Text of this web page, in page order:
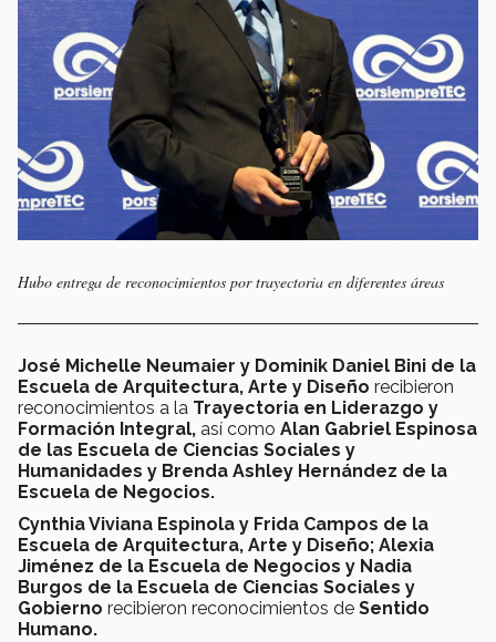
Hubo entrega de reconocimientos por trayectoria en diferentes áreas
José Michelle Neumaier y Dominik Daniel Bini de la
Escuela de Arquitectura, Arte y Diseño recibieron
reconocimientos a la Trayectoria en Liderazgo y
Formación Integral, así como Alan Gabriel Espinosa
de las Escuela de Ciencias Sociales y
Humanidades y Brenda Ashley Hernández de la
Escuela de Negocios.
Cynthia Viviana Espinola y Frida Campos de la
Escuela de Arquitectura, Arte y Diseño; Alexia
Jiménez de la Escuela de Negocios y Nadia
Burgos de la Escuela de Ciencias Sociales y
Gobierno recibieron reconocimientos de Sentido
Humano.